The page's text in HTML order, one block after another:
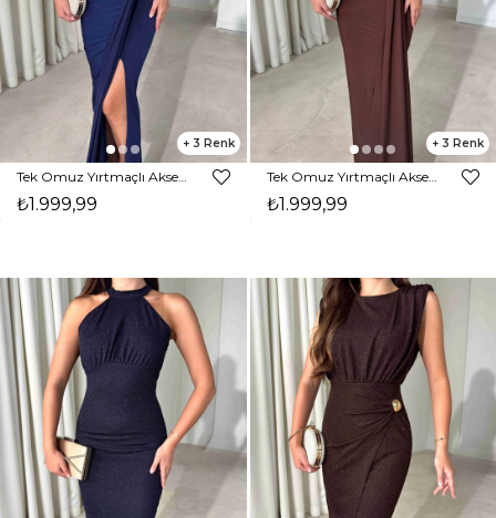
3
Tek Omuz Yırtmaçlı Aksesuar Detaylı Maxi Boy Lacivert Janelle Kadın Elbise 26Y470
₺1.999,99
3
Tek Omuz Yırtmaçlı Aksesuar Detaylı Maxi Boy Kahverengi Janelle Kadın Elbise 26Y470
₺1.999,99